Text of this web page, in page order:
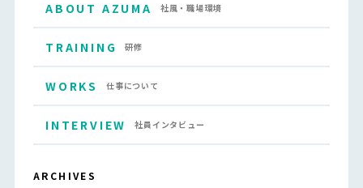
ABOUT AZUMA 社風・職場環境
TRAINING 研修
WORKS 仕事について
INTERVIEW 社員インタビュー
ARCHIVES